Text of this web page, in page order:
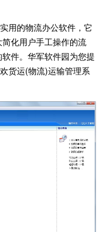
用的物流办公软件，它
化用户手工操作的流
件。华军软件园为您提
货运(物流)运输管理系